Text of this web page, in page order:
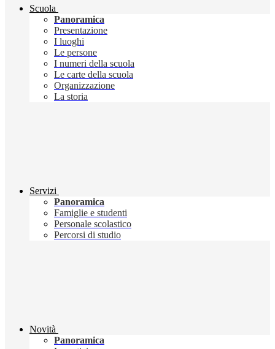
Scuola
Panoramica
Presentazione
I luoghi
Le persone
I numeri della scuola
Le carte della scuola
Organizzazione
La storia
Servizi
Panoramica
Famiglie e studenti
Personale scolastico
Percorsi di studio
Novità
Panoramica